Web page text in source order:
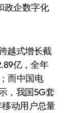
政企数字化
越式增长截
亿，全年
而中国电
，我国5G套
动用户总量